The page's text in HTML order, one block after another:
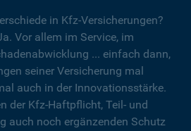
in Kfz-Versicherungen?
Vor allem im Service, im
... einfach dann,
seiner Versicherung mal
auch in der Innovationsstärke.
der Kfz-Haftpflicht, Teil- und
auch noch ergänzenden Schutz